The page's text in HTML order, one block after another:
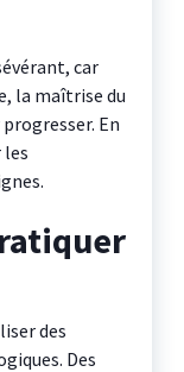
car
la maîtrise du
En
des
Des